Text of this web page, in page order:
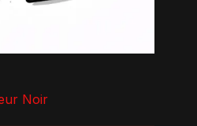
Noir